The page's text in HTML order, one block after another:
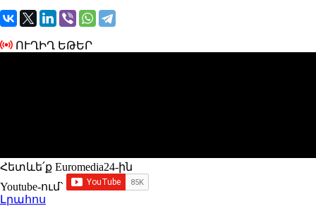
ՈՒՂԻՂ ԵԹԵՐ
Հետևե՛ք Euromedia24-ին
Youtube-ում`
Լրահոս